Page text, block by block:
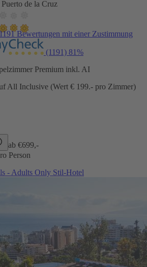
de la Cruz
Bewertungen mit einer Zustimmung
(1191) 81%
Premium inkl. AI
All Inclusive (Wert € 199.- pro Zimmer)
ab €699,-
Person
- Adults Only Stil-Hotel